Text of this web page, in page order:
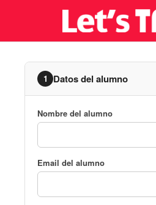
1 Datos del alumno
Nombre del alumno
Email del alumno